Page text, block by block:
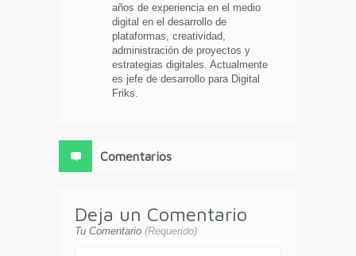
años de experiencia en el medio
digital en el desarrollo de
plataformas, creatividad,
administración de proyectos y
estrategias digitales. Actualmente
es jefe de desarrollo para Digital
Friks.
Comentarios
Deja un Comentario
Tu Comentario (Requerido)